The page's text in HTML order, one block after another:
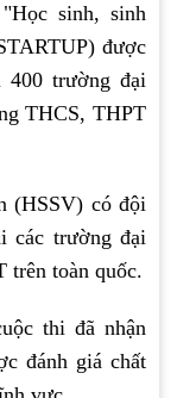
sinh, sinh
được
400 trường đại
THCS, THPT
(HSSV) có đội
các trường đại
trên toàn quốc.
thi đã nhận
đánh giá chất